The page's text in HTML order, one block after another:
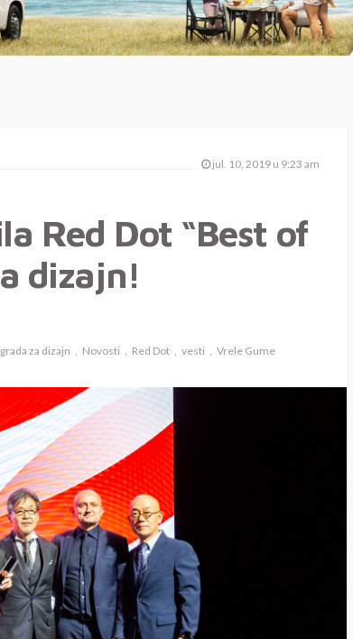
jul. 10, 2019 u 9:23 am
Red Dot “Best of
dizajn!
za dizajn Novosti Red Dot vesti Vrele Gume